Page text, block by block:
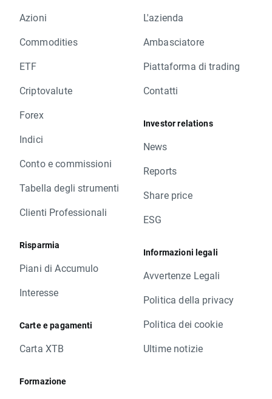
Azioni
Commodities
ETF
Criptovalute
Forex
Indici
Conto e commissioni
Tabella degli strumenti
Clienti Professionali
Risparmia
Piani di Accumulo
Interesse
Carte e pagamenti
Carta XTB
Formazione
L'azienda
Ambasciatore
Piattaforma di trading
Contatti
Investor relations
News
Reports
Share price
ESG
Informazioni legali
Avvertenze Legali
Politica della privacy
Politica dei cookie
Ultime notizie